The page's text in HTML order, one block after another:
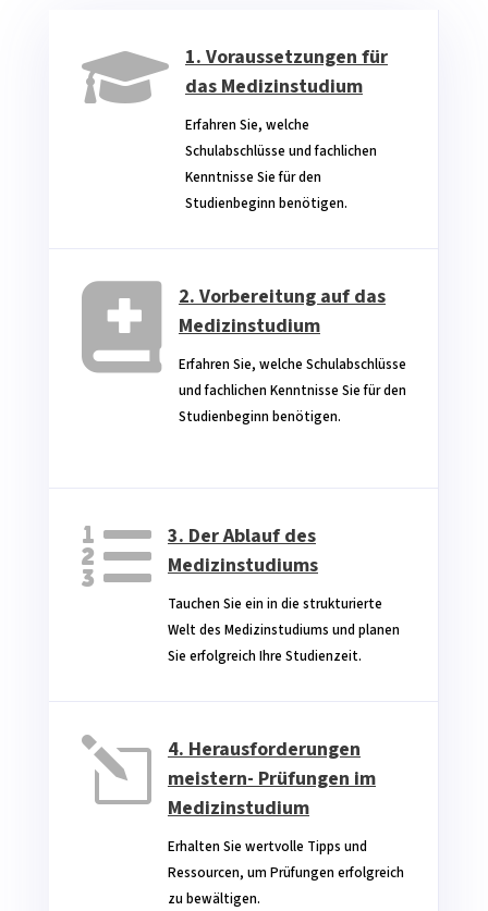

1. Voraussetzungen für
das Medizinstudium
Erfahren Sie, welche
Schulabschlüsse und fachlichen
Kenntnisse Sie für den
Studienbeginn benötigen.

2. Vorbereitung auf das
Medizinstudium
Erfahren Sie, welche Schulabschlüsse
und fachlichen Kenntnisse Sie für den
Studienbeginn benötigen.‎ ‎ ‎ ‎ ‎ ‎ ‎ ‎ ‎ ‎ ‎ ‎ ‎ ‎ ‎ ‎ ‎ ‎ ‎ ‎ ‎

3. Der Ablauf des
Medizinstudiums
Tauchen Sie ein in die strukturierte
Welt des Medizinstudiums und planen
Sie erfolgreich Ihre Studienzeit.
l
4. Herausforderungen
meistern- Prüfungen im
Medizinstudium
Erhalten Sie wertvolle Tipps und
Ressourcen, um Prüfungen erfolgreich
zu bewältigen.